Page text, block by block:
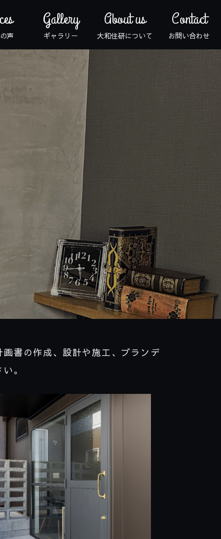
声
Gallery
ギャラリー
About us
大和住研について
Contact
お問い合わせ
書の作成、設計や施工、ブランデ
。